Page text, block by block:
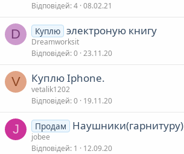
Відповідей 4 08.02.21
D Куплю электроную книгу
Dreamworksit
Відповідей 0 23.11.20
V Куплю Iphone.
vetalik1202
Відповідей 0 19.11.20
J Продам Наушники(гарнитуру)
jobee
Відповідей 1 12.09.20